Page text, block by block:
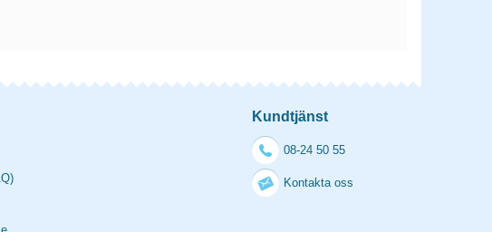
Kundtjänst
08-24 50 55
Kontakta oss